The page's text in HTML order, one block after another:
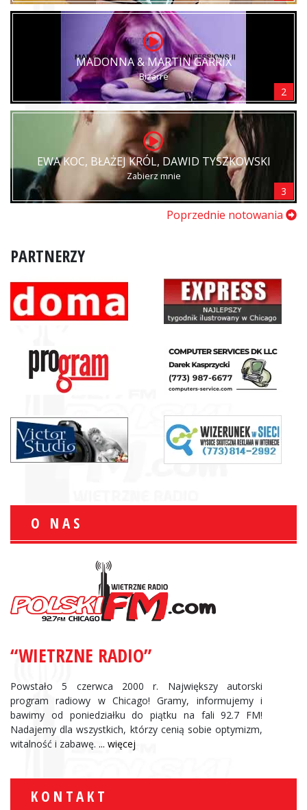
MADONNA & MARTIN GARRIX
Bizarre
2
EWA KOC, BŁAŻEJ KRÓL, DAWID TYSZKOWSKI
Zabierz mnie
3
Poprzednie notowania
PARTNERZY
O NAS
“WIETRZNE RADIO”
Powstało 5 czerwca 2000 r. Największy autorski
program radiowy w Chicago! Gramy, informujemy i
bawimy od poniedziałku do piątku na fali 92.7 FM!
Nadajemy dla wszystkich, którzy cenią sobie optymizm,
witalność i zabawę. ... więcej
KONTAKT